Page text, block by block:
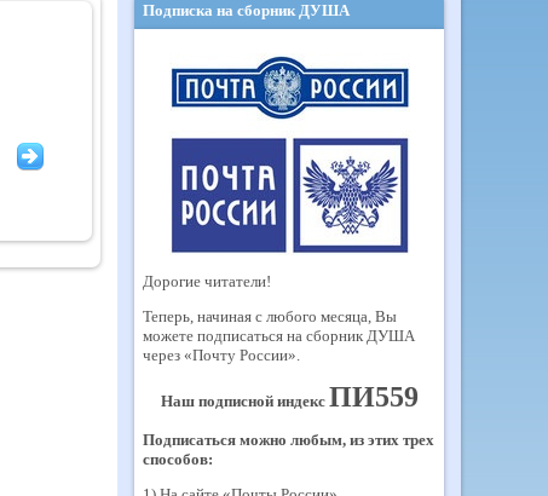
Подписка на сборник ДУША
Дорогие читатели!
Теперь, начиная с любого месяца, Вы
можете подписаться на сборник ДУША
через «Почту России».
Наш подписной индекс ПИ559
Подписаться можно любым, из этих трех
способов: